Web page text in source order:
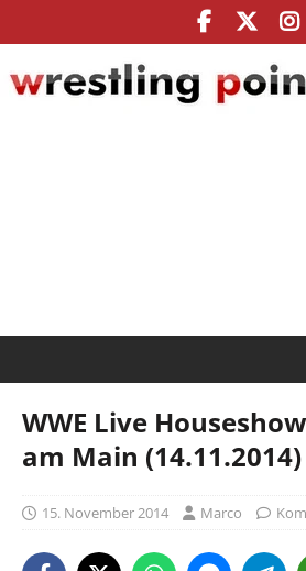
WWE Live
am Main (14.11.2014)
15. November 2014 Marco